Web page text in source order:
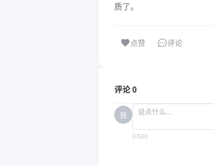
质了。
点赞 评论
评论 0
我
0/500